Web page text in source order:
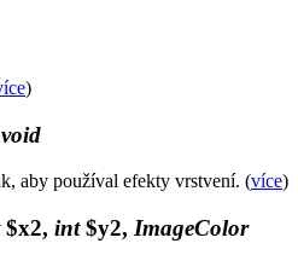
)
void
aby používal efekty vrstvení. (více)
$x2, int$y2, ImageColor